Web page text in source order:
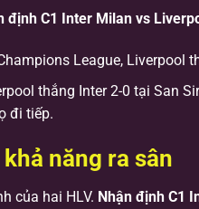
định C1 Inter Milan vs
League, Liverpool
thắng Inter 2-0 tại San
đi tiếp.
năng ra sân
của hai HLV. Nhận định C1